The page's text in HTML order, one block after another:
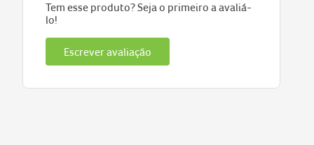
Tem esse produto? Seja o primeiro a avaliá-
lo!
Escrever avaliação